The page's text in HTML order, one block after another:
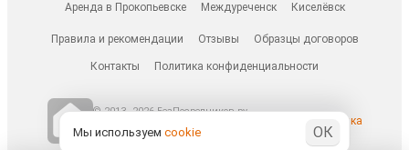
Аренда в Прокопьевске Междуреченск Киселёвск
Правила и рекомендации Отзывы Образцы договоров
Контакты Политика конфиденциальности
© 2013–2026 БезПосредников.ру
БесПосредника.ру / besposrednika.ru
Мы используем cookie ОК